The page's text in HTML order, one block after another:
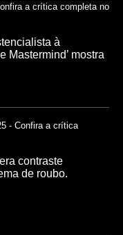
a crítica completa no
à
Mastermind’ mostra
- Confira a crítica
contraste
de roubo.